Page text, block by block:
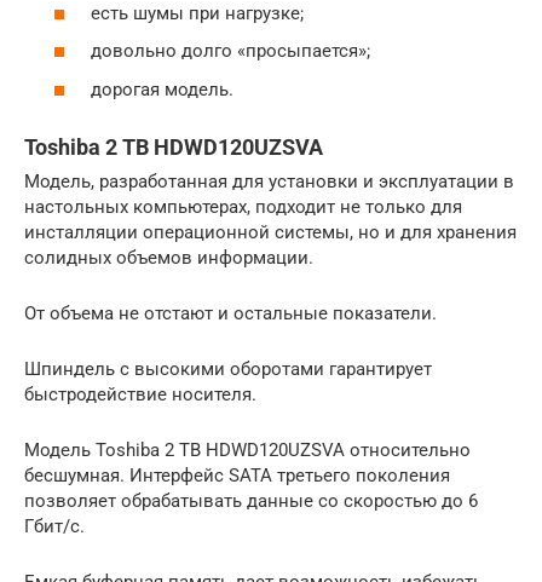
есть шумы при нагрузке;
довольно долго «просыпается»;
дорогая модель.
Toshiba 2 TB HDWD120UZSVA
Модель, разработанная для установки и эксплуатации в
настольных компьютерах, подходит не только для
инсталляции операционной системы, но и для хранения
солидных объемов информации.
От объема не отстают и остальные показатели.
Шпиндель с высокими оборотами гарантирует
быстродействие носителя.
Модель Toshiba 2 TB HDWD120UZSVA относительно
бесшумная. Интерфейс SATA третьего поколения
позволяет обрабатывать данные со скоростью до 6
Гбит/с.